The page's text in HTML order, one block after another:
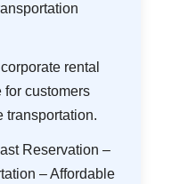
rental
customers
transportation.
Reservation –
– Affordable